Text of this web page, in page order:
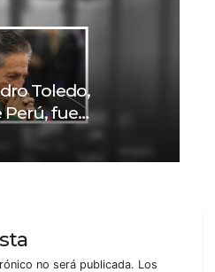
Toledo,
fue
de prisión?
no será publicada. Los